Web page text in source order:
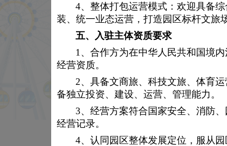
4、整体打包运营模式：欢迎具备
装、统一业态运营，打造园区标杆文旅
五、
入驻主体资质要求
1、合作方为在中华人民共和国境
经营资质。
2、具备文商旅、科技文旅、体育
备独立投资、建设、运营、管理能力。
3、经营方案符合国家安全、消防
经营记录。
4、认同园区整体发展定位，服从
检修项目&温馨提示
安全须知
爱国主义教育基地
入园须知